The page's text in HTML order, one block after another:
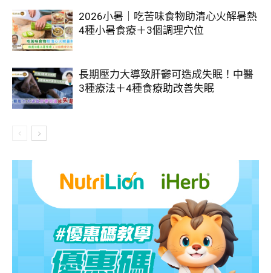
2026小暑｜吃苦味食物助清心火解暑熱
4種小暑食療＋3個調理穴位
長期壓力大導致肝鬱可造成失眠！中醫
3種療法＋4種食療助改善失眠